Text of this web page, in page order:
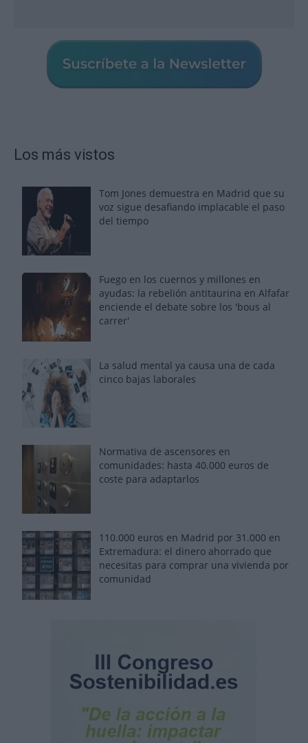
Los más vistos
Tom Jones demuestra en Madrid que su
voz sigue desafiando implacable el paso
del tiempo
Fuego en los cuernos y millones en
ayudas: la rebelión antitaurina en Alfafar
enciende el debate sobre los 'bous al
carrer'
La salud mental ya causa una de cada
cinco bajas laborales
Normativa de ascensores en
comunidades: hasta 40.000 euros de
coste para adaptarlos
110.000 euros en Madrid por 31.000 en
Extremadura: el dinero ahorrado que
necesitas para comprar una vivienda por
comunidad